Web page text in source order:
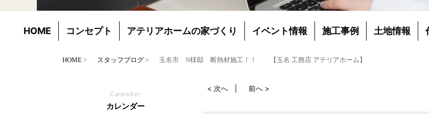
HOME コンセプト アテリアホームの家づくり イベント情報 施工事例 土地情報
HOME スタッフブログ 玉名市 N様邸 断熱材施工！！ 【玉名 工務店 アテリアホーム】
< 次へ 前へ >
Calender
カレンダー